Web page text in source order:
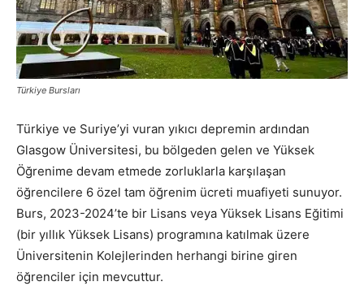
Türkiye Bursları
Türkiye ve Suriye’yi vuran yıkıcı depremin ardından
Glasgow Üniversitesi, bu bölgeden gelen ve Yüksek
Öğrenime devam etmede zorluklarla karşılaşan
öğrencilere 6 özel tam öğrenim ücreti muafiyeti sunuyor.
Burs, 2023-2024’te bir Lisans veya Yüksek Lisans Eğitimi
(bir yıllık Yüksek Lisans) programına katılmak üzere
Üniversitenin Kolejlerinden herhangi birine giren
öğrenciler için mevcuttur.